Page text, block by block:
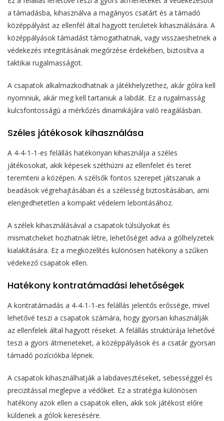
a támadásba, kihasználva a magányos csatárt és a támadó
középpályást az ellenfél által hagyott területek kihasználására. A
középpályások támadást támogathatnak, vagy visszaeshetnek a
védekezés integritásának megőrzése érdekében, biztosítva a
taktikai rugalmasságot.
A csapatok alkalmazkodhatnak a játékhelyzethez, akár gólra kell
nyomniuk, akár meg kell tartaniuk a labdát. Ez a rugalmasság
kulcsfontosságú a mérkőzés dinamikájára való reagálásban.
Széles játékosok kihasználása
A 4-4-1-1-es felállás hatékonyan kihasználja a széles
játékosokat, akik képesek széthúzni az ellenfelet és teret
teremteni a középen. A szélsők fontos szerepet játszanak a
beadások végrehajtásában és a szélesség biztosításában, ami
elengedhetetlen a kompakt védelem lebontásához.
A szélek kihasználásával a csapatok túlsúlyokat és
mismatcheket hozhatnak létre, lehetőséget adva a gólhelyzetek
kialakítására. Ez a megközelítés különösen hatékony a szűken
védekező csapatok ellen.
Hatékony kontratámadási lehetőségek
A kontratámadás a 4-4-1-1-es felállás jelentős erőssége, mivel
lehetővé teszi a csapatok számára, hogy gyorsan kihasználják
az ellenfelek által hagyott réseket. A felállás struktúrája lehetővé
teszi a gyors átmeneteket, a középpályások és a csatár gyorsan
támadó pozíciókba lépnek.
A csapatok kihasználhatják a labdavesztéseket, sebességgel és
precizitással meglepve a védőket. Ez a stratégia különösen
hatékony azok ellen a csapatok ellen, akik sok játékost előre
küldenek a gólok keresésére.